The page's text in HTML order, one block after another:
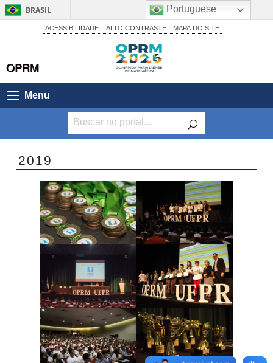
BRASIL
Simplifique!
Legislação
Canais
ACESSIBILIDADE ALTO CONTRASTE MAPA DO SITE
OPRM
Menu
2019
Portuguese